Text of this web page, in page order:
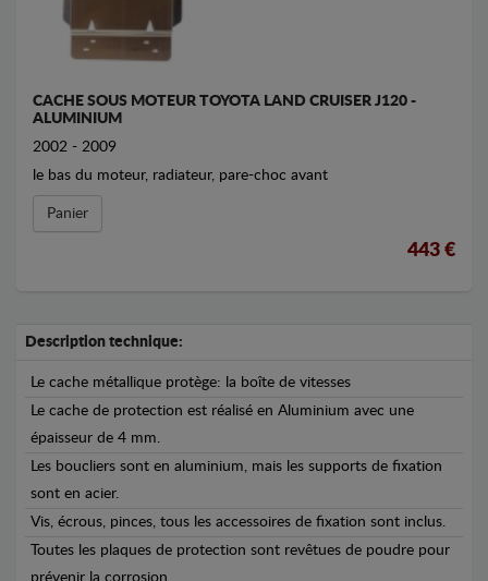
CACHE SOUS MOTEUR TOYOTA LAND CRUISER J120 -
ALUMINIUM
2002 - 2009
le bas du moteur, radiateur, pare-choc avant
Panier
443 €
Description technique:
Le cache métallique protège: la boîte de vitesses
Le cache de protection est réalisé en Aluminium avec une
épaisseur de 4 mm.
Les boucliers sont en aluminium, mais les supports de fixation
sont en acier.
Vis, écrous, pinces, tous les accessoires de fixation sont inclus.
Toutes les plaques de protection sont revêtues de poudre pour
prévenir la corrosion.